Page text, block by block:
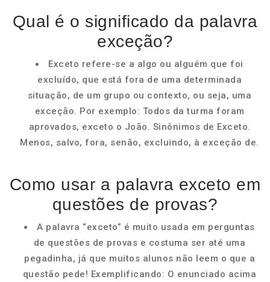
Qual é o significado da palavra
exceção?
Exceto refere-se a algo ou alguém que foi
excluído, que está fora de uma determinada
situação, de um grupo ou contexto, ou seja, uma
exceção. Por exemplo: Todos da turma foram
aprovados, exceto o João. Sinônimos de Exceto.
Menos, salvo, fora, senão, excluindo, à exceção de.
Como usar a palavra exceto em
questões de provas?
A palavra “exceto” é muito usada em perguntas
de questões de provas e costuma ser até uma
pegadinha, já que muitos alunos não leem o que a
questão pede! Exemplificando: O enunciado acima